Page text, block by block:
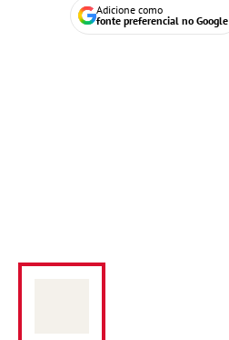
Adicione como
fonte preferencial no Google